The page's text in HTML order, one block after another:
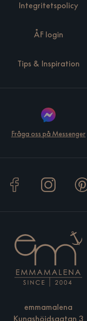
Integritetspolicy
ÅF login
Tips & Inspiration
Fråga oss på Messenger
emmamalena
Kungshöjdsgatan 3